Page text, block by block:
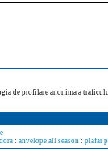
de profilare anonima a
: anvelope all season : plafar